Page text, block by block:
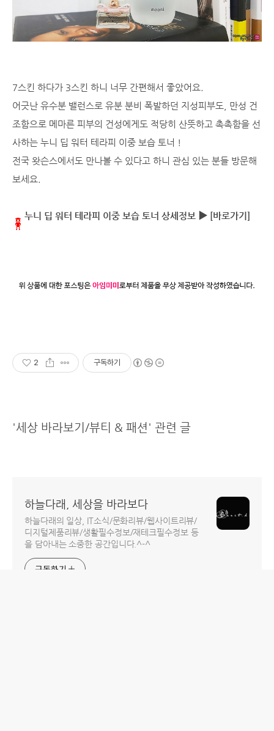
7스킨 하다가 3스킨 하니 너무 간편해서 좋았어요.
어긋난 유수분 밸런스로 유분 분비 폭발하던 지성피부도, 만성 건
조함으로 메마른 피부의 건성에게도 적당히 산뜻하고 촉촉함을 선
사하는 누니 딥 워터 테라피 이중 보습 토너 !
전국 왓슨스에서도 만나볼 수 있다고 하니 관심 있는 분들 방문해
보세요.
누니 딥 워터 테라피 이중 보습 토너 상세정보 ▶ [바로가기]
2 구독하기
'세상 바라보기/뷰티 & 패션' 관련 글
하늘다래, 세상을 바라보다
하늘다래의 일상, IT소식/문화리뷰/웹사이트리뷰/
디지털제품리뷰/생활필수정보/재테크필수정보 등
을 담아내는 소중한 공간입니다.^-^
구독하기